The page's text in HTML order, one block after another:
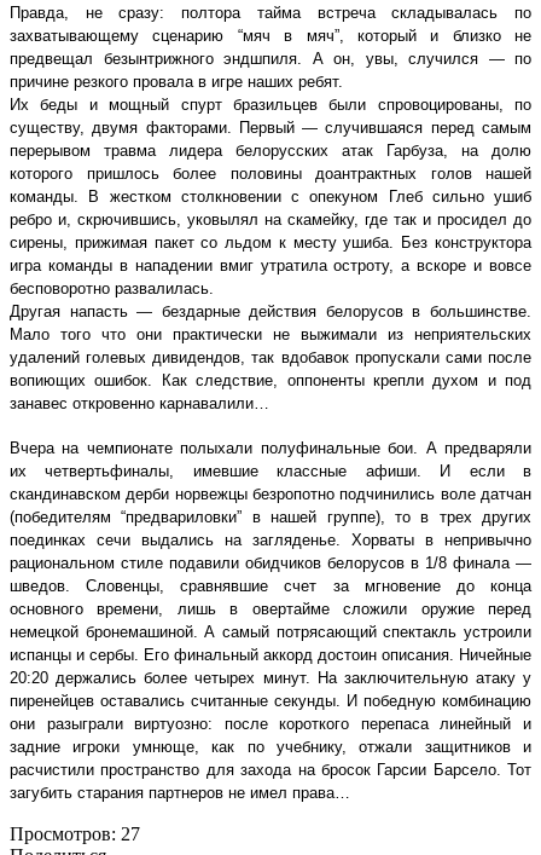
Правда, не сразу: полтора тайма встреча складывалась по
захватывающему сценарию “мяч в мяч”, который и близко не
предвещал безынтрижного эндшпиля. А он, увы, случился — по
причине резкого провала в игре наших ребят.
Их беды и мощный спурт бразильцев были спровоцированы, по
существу, двумя факторами. Первый — случившаяся перед самым
перерывом травма лидера белорусских атак Гарбуза, на долю
которого пришлось более половины доантрактных голов нашей
команды. В жестком столкновении с опекуном Глеб сильно ушиб
ребро и, скрючившись, уковылял на скамейку, где так и просидел до
сирены, прижимая пакет со льдом к месту ушиба. Без конструктора
игра команды в нападении вмиг утратила остроту, а вскоре и вовсе
бесповоротно развалилась.
Другая напасть — бездарные действия белорусов в большинстве.
Мало того что они практически не выжимали из неприятельских
удалений голевых дивидендов, так вдобавок пропускали сами после
вопиющих ошибок. Как следствие, оппоненты крепли духом и под
занавес откровенно карнавалили…
Вчера на чемпионате полыхали полуфинальные бои. А предваряли
их четвертьфиналы, имевшие классные афиши. И если в
скандинавском дерби норвежцы безропотно подчинились воле датчан
(победителям “предвариловки” в нашей группе), то в трех других
поединках сечи выдались на загляденье. Хорваты в непривычно
рациональном стиле подавили обидчиков белорусов в 1/8 финала —
шведов. Словенцы, сравнявшие счет за мгновение до конца
основного времени, лишь в овертайме сложили оружие перед
немецкой бронемашиной. А самый потрясающий спектакль устроили
испанцы и сербы. Его финальный аккорд достоин описания. Ничейные
20:20 держались более четырех минут. На заключительную атаку у
пиренейцев оставались считанные секунды. И победную комбинацию
они разыграли виртуозно: после короткого перепаса линейный и
задние игроки умнюще, как по учебнику, отжали защитников и
расчистили пространство для захода на бросок Гарсии Барсело. Тот
загубить старания партнеров не имел права…
Просмотров: 27